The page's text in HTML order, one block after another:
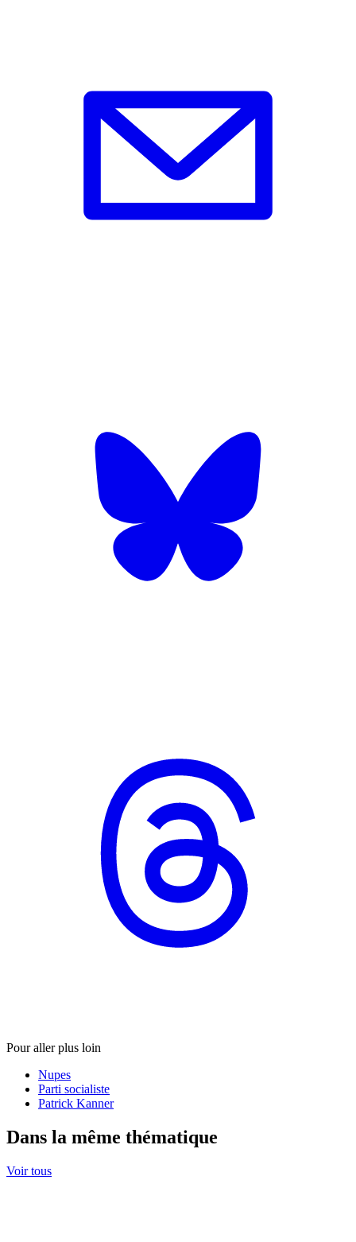
Pour aller plus loin
Nupes
Parti socialiste
Patrick Kanner
Dans la même thématique
Voir tous